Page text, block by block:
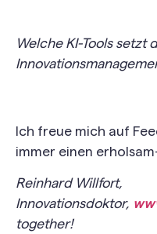
Welche KI-Tools setzt
Ich freue mich auf
immer einen
Reinhard Willfort,
Innovationsdoktor,
together!